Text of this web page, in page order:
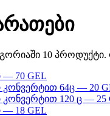
10 პროდუქტი.
— 70 GEL
64ც — 20
120 ც — 25
— 18 GEL